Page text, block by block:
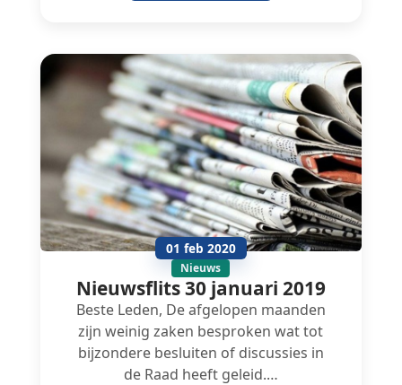
01 feb 2020
Nieuws
Nieuwsflits 30 januari 2019
Beste Leden, De afgelopen maanden
zijn weinig zaken besproken wat tot
bijzondere besluiten of discussies in
de Raad heeft geleid.…